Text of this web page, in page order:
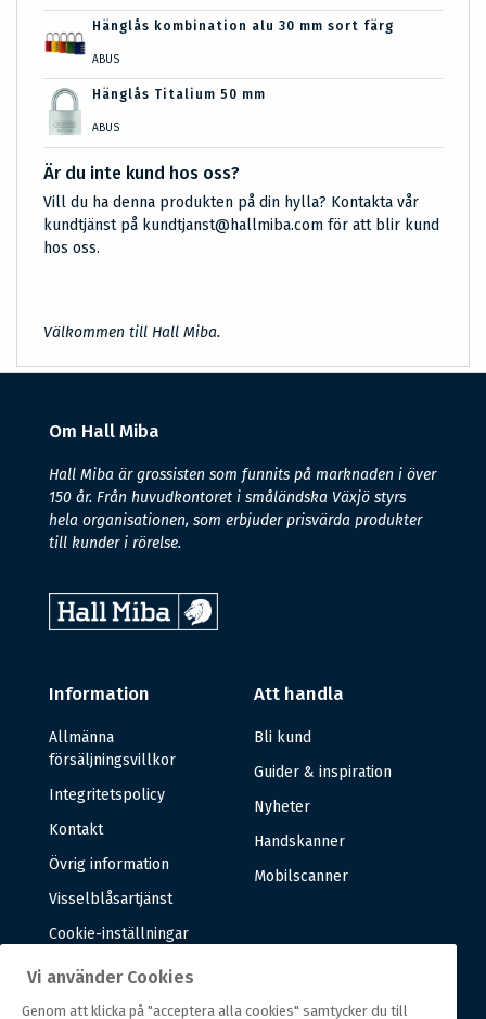
Hänglås kombination alu 30 mm sort färg
ABUS
Hänglås Titalium 50 mm
ABUS
Är du inte kund hos oss?
Vill du ha denna produkten på din hylla? Kontakta vår
kundtjänst på kundtjanst@hallmiba.com för att blir kund
hos oss.
Välkommen till Hall Miba.
Om Hall Miba
Hall Miba är grossisten som funnits på marknaden i över
150 år. Från huvudkontoret i småländska Växjö styrs
hela organisationen, som erbjuder prisvärda produkter
till kunder i rörelse.
Information
Allmänna
försäljningsvillkor
Integritetspolicy
Kontakt
Övrig information
Visselblåsartjänst
Cookie-inställningar
Att handla
Bli kund
Guider & inspiration
Nyheter
Handskanner
Mobilscanner
Vi använder Cookies
Genom att klicka på "acceptera alla cookies" samtycker du till